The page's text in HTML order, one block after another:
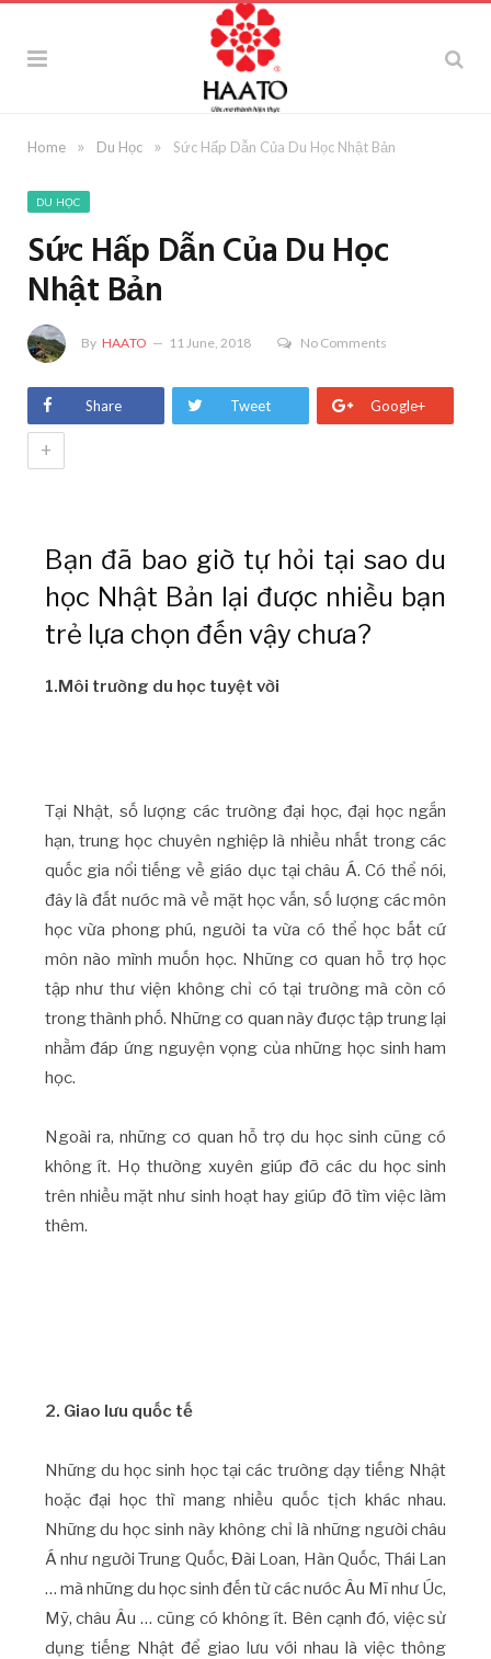
Home » Du Học » Sức Hấp Dẫn Của Du Học Nhật Bản
DU HỌC
Sức Hấp Dẫn Của Du Học
Nhật Bản
By HAATO 11 June, 2018 No Comments
Share Tweet Google+
+
Bạn đã bao giờ tự hỏi tại sao du
học Nhật Bản lại được nhiều bạn
trẻ lựa chọn đến vậy chưa?
1.Môi trường du học tuyệt vời
Tại Nhật, số lượng các trường đại học, đại học ngắn
hạn, trung học chuyên nghiệp là nhiều nhất trong các
quốc gia nổi tiếng về giáo dục tại châu Á. Có thể nói,
đây là đất nước mà về mặt học vấn, số lượng các môn
học vừa phong phú, người ta vừa có thể học bất cứ
môn nào mình muốn học. Những cơ quan hỗ trợ học
tập như thư viện không chỉ có tại trường mà còn có
trong thành phố. Những cơ quan này được tập trung lại
nhằm đáp ứng nguyện vọng của những học sinh ham
học.
Ngoài ra, những cơ quan hỗ trợ du học sinh cũng có
không ít. Họ thường xuyên giúp đỡ các du học sinh
trên nhiều mặt như sinh hoạt hay giúp đỡ tìm việc làm
thêm.
2. Giao lưu quốc tế
Những du học sinh học tại các trường dạy tiếng Nhật
hoặc đại học thì mang nhiều quốc tịch khác nhau.
Những du học sinh này không chỉ là những người châu
Á như người Trung Quốc, Đài Loan, Hàn Quốc, Thái Lan
… mà những du học sinh đến từ các nước Âu Mĩ như Úc,
Mỹ, châu Âu … cũng có không ít. Bên cạnh đó, việc sử
dụng tiếng Nhật để giao lưu với nhau là việc thông